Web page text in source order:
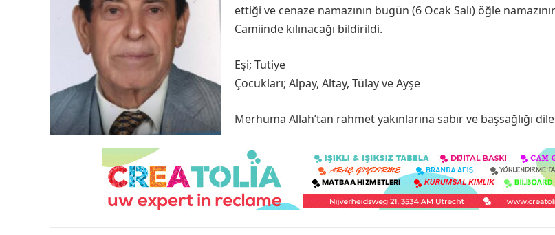
ettiği ve cenaze namazının bugün (6 Ocak Salı) öğle
Camiinde kılınacağı bildirildi.
Eşi; Tutiye
Çocukları; Alpay, Altay, Tülay ve Ayşe
Merhuma Allah’tan rahmet yakınlarına sabır ve başsağlığı